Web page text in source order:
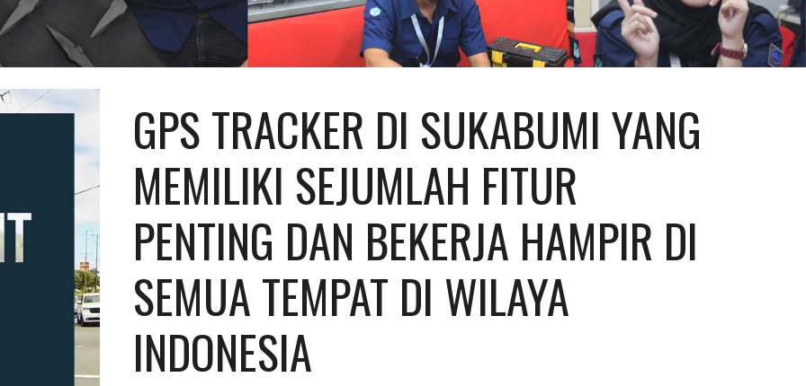
GPS TRACKER DI SUKABUMI YANG
MEMILIKI SEJUMLAH FITUR
PENTING DAN BEKERJA HAMPIR DI
SEMUA TEMPAT DI WILAYA
INDONESIA